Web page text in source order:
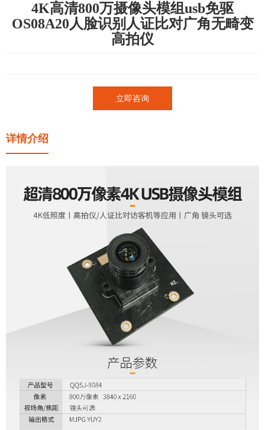
4K高清800万摄像头模组usb免驱
OS08A20人脸识别人证比对广角无畸变
高拍仪
立即咨询
详情介绍